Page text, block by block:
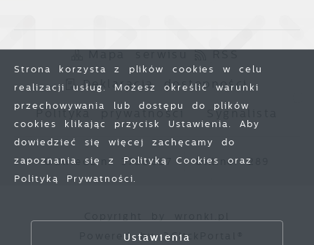
Mapa serwisu RSS
Deklaracja dostępności
Polityka prywatności Sygnalista
Odwiedzin: 3780667 Online: 289
Powered by 2ClickPortal®
Strona korzysta z plików cookies w celu
realizacji usług. Możesz określić warunki
przechowywania lub dostępu do plików
cookies klikając przycisk Ustawienia. Aby
dowiedzieć się więcej zachęcamy do
zapoznania się z Polityką Cookies oraz
Polityką Prywatności.
Ustawienia